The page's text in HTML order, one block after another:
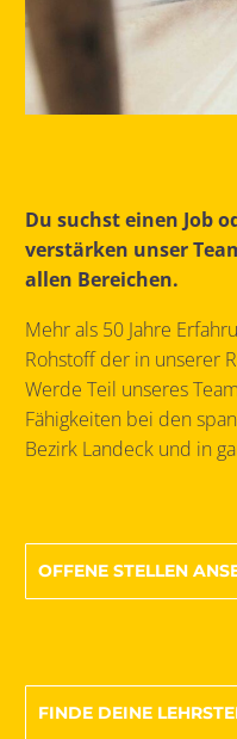
Du suchst einen Job
verstärken unser
allen Bereichen.
Mehr als 50 Jahre
Rohstoff der in unserer
Werde Teil unseres
Fähigkeiten bei den
Bezirk Landeck und in
OFFENE STELLEN
FINDE DEINE